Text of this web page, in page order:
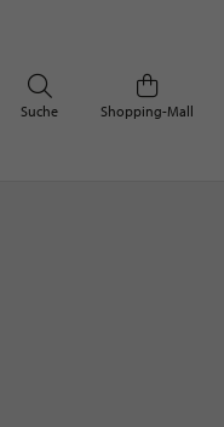
Shopping-Mall
Suche